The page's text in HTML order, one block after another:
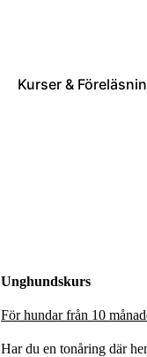
Kurser &
Unghundskurs
För hundar från 10
Har du en tonåring där